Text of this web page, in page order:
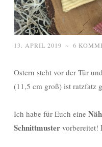
13. APRIL 2019 ~ 6
Ostern steht vor der Tür
(11,5 cm groß) ist ratzfatz
Ich habe für Euch eine
Schnittmuster vorbereitet!